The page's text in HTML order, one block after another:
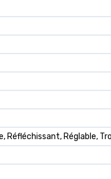
Réfléchissant, Réglable,